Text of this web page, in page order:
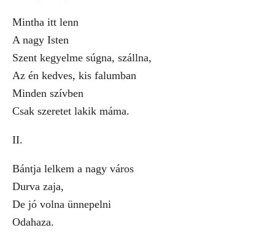
Mintha itt lenn
A nagy Isten
Szent kegyelme súgna, szállna,
Az én kedves, kis falumban
Minden szívben
Csak szeretet lakik máma.
II.
Bántja lelkem a nagy város
Durva zaja,
De jó volna ünnepelni
Odahaza.